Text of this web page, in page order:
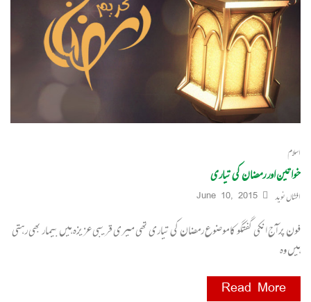
اسلام
خواتین اور رمضان کی تیاری
افشاں نوید June 10, 2015
فون پر آج انکی گفتگو کا موضوع رمضان کی تیاری تھی میری قریبی عزیزہ ہیں بیمار بھی رہتی
ہیں وہ
Read More